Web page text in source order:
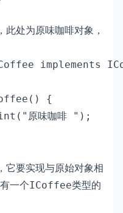
处为原味咖啡对象，
implements
{
原味咖啡 ");
它要实现与原始对象相
一个ICoffee类型的